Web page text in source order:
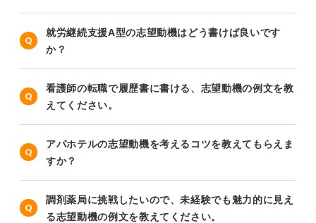
就労継続支援A型の志望動機はどう書けば良いです
か？
看護師の転職で履歴書に書ける、志望動機の例文を教
えてください。
アパホテルの志望動機を考えるコツを教えてもらえま
すか？
調剤薬局に挑戦したいので、未経験でも魅力的に見え
る志望動機の例文を教えてください。